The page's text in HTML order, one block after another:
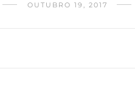
OUTUBRO 19, 2017